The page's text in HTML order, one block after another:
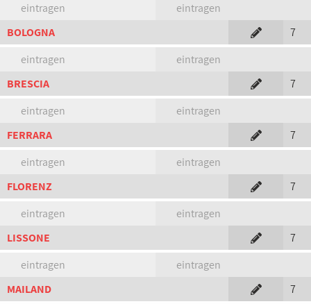
eintragen
eintragen
BOLOGNA
7
eintragen
eintragen
BRESCIA
7
eintragen
eintragen
FERRARA
7
eintragen
eintragen
FLORENZ
7
eintragen
eintragen
LISSONE
7
eintragen
eintragen
MAILAND
7